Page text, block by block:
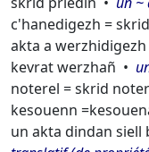
c'hanedigezh =
akta a
kevrat werzhañ
noterel = skrid
kesouenn =
un akta dindan siell